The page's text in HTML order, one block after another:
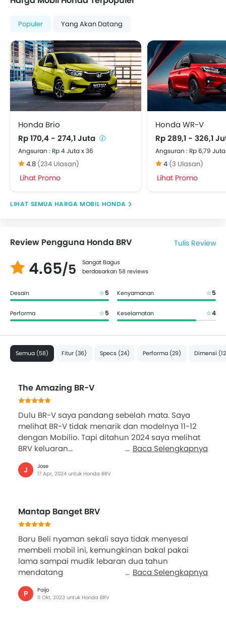
Populer Yang Akan Datang
Honda Brio
Rp 170,4 - 274,1 Juta
Angsuran : Rp 4 Juta x 36
4.8 (234 Ulasan)
Lihat Promo
Honda WR-V
Rp 289,1 - 326,1
Angsuran : Rp 6,79
4 (3 Ulasan)
Lihat Promo
HARGA MOBIL HONDA
Review Pengguna Honda BRV Tulis Review
4.65/5
Sangat Bagus
berdasarkan 58 reviews
Desain 5 Kenyamanan 5
Performa 5 Keselamatan 4
Semua (58) Fitur (36) Specs (24) Performa (29) Dimensi
The Amazing BR-V
Dulu BR-V saya pandang sebelah mata. Saya
melihat BR-V tidak menarik dan modelnya 11-12
dengan Mobilio. Tapi ditahun 2024 saya melihat
BRV keluaran...
Baca Selengkapnya
J
Jose
17 Apr, 2024 untuk Honda BRV
Mantap Banget BRV
Baru Beli nyaman sekali saya tidak menyesal
membeli mobil ini, kemungkinan bakal pakai
lama sampai mudik lebaran dua tahun
mendatang
Baca Selengkapnya
P
Paijo
11 Okt, 2023 untuk Honda BRV